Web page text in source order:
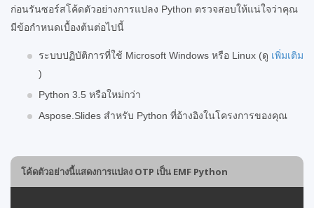
ก่อนรันซอร์สโค้ดตัวอย่างการแปลง Python ตรวจสอบให้แน่ใจว่าคุณ
มีข้อกำหนดเบื้องต้นต่อไปนี้
ระบบปฏิบัติการที่ใช้ Microsoft Windows หรือ Linux (ดู เพิ่มเติม
)
Python 3.5 หรือใหม่กว่า
Aspose.Slides สำหรับ Python ที่อ้างอิงในโครงการของคุณ
โค้ดตัวอย่างนี้แสดงการแปลง OTP เป็น EMF Python